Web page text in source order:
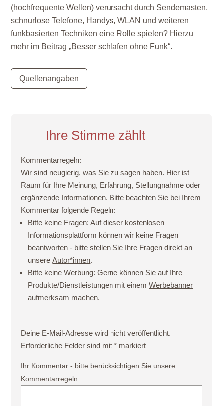
(hochfrequente Wellen) verursacht durch Sendemasten,
schnurlose Telefone, Handys, WLAN und weiteren
funkbasierten Techniken eine Rolle spielen? Hierzu
mehr im Beitrag „Besser schlafen ohne Funk“.
Quellenangaben
Ihre Stimme zählt
Kommentarregeln:
Wir sind neugierig, was Sie zu sagen haben. Hier ist
Raum für Ihre Meinung, Erfahrung, Stellungnahme oder
ergänzende Informationen. Bitte beachten Sie bei Ihrem
Kommentar folgende Regeln:
Bitte keine Fragen: Auf dieser kostenlosen
Informationsplattform können wir keine Fragen
beantworten - bitte stellen Sie Ihre Fragen direkt an
unsereAutor*innen.
Bitte keine Werbung: Gerne können Sie auf Ihre
Produkte/Dienstleistungen mit einemWerbebanner
aufmerksam machen.
Deine E-Mail-Adresse wird nicht veröffentlicht.
Erforderliche Felder sind mit* markiert
Ihr Kommentar - bitte berücksichtigen Sie unsere
Kommentarregeln